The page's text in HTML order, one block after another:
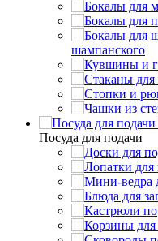
шампанского
Посуда для подачи